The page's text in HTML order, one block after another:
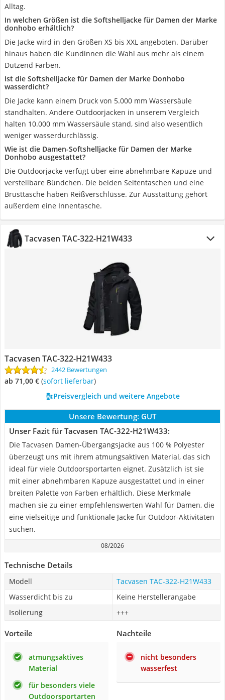
Alltag.
In welchen Größen ist die Softshelljacke für Damen der Marke
donhobo erhältlich?
Die Jacke wird in den Größen XS bis XXL angeboten. Darüber
hinaus haben die Kundinnen die Wahl aus mehr als einem
Dutzend Farben.
Ist die Softshelljacke für Damen der Marke Donhobo
wasserdicht?
Die Jacke kann einem Druck von 5.000 mm Wassersäule
standhalten. Andere Outdoorjacken in unserem Vergleich
halten 10.000 mm Wassersäule stand, sind also wesentlich
weniger wasserdurchlässig.
Wie ist die Damen-Softshelljacke für Damen der Marke
Donhobo ausgestattet?
Die Outdoorjacke verfügt über eine abnehmbare Kapuze und
verstellbare Bündchen. Die beiden Seitentaschen und eine
Brusttasche haben Reißverschlüsse. Zur Ausstattung gehört
außerdem eine Innentasche.
Tacvasen TAC-322-H21W433
Tacvasen TAC-322-H21W433
2442 Bewertungen
ab 71,00 € ( Sofort lieferbar)
Preisvergleich und weitere Angebote
Unsere Bewertung: GUT
Unser Fazit für Tacvasen TAC-322-H21W433:
Die Tacvasen Damen-Übergangsjacke aus 100 % Polyester
überzeugt uns mit ihrem atmungsaktiven Material, das sich
ideal für viele Outdoorsportarten eignet. Zusätzlich ist sie
mit einer abnehmbaren Kapuze ausgestattet und in einer
breiten Palette von Farben erhältlich. Diese Merkmale
machen sie zu einer empfehlenswerten Wahl für Damen, die
eine vielseitige und funktionale Jacke für Outdoor-Aktivitäten
suchen.
08/2026
Technische Details
Modell
Tacvasen TAC-322-H21W433
Wasserdicht bis zu
Keine Herstellerangabe
Isolierung
+++
Vorteile
atmungsaktives
Material
für besonders viele
Outdoorsportarten
Nachteile
nicht besonders
wasserfest